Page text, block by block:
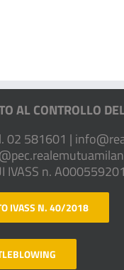
AL CONTROLLO
02 581601 |
IVASS n.
IVASS N. 40/2018